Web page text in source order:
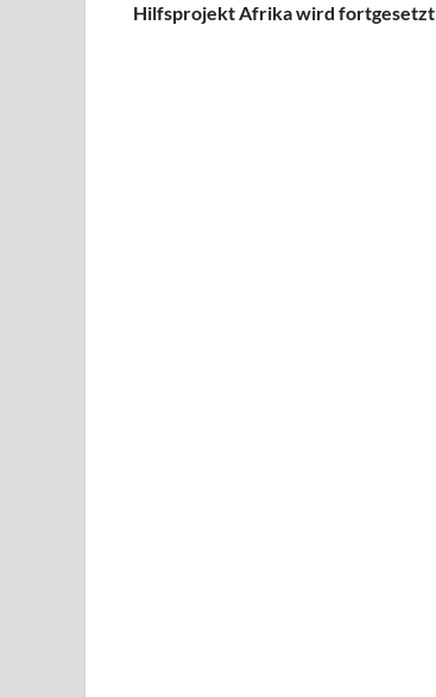
Hilfsprojekt Afrika wird fortgesetzt